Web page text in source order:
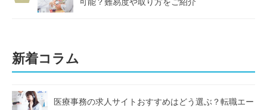
新着コラム
医療事務の求人サイトおすすめはどう選ぶ？転職エー